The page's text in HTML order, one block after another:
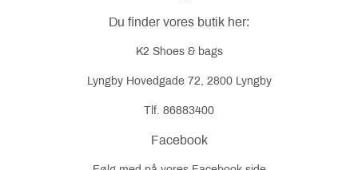
Du finder vores butik her:
K2 Shoes & bags
Lyngby Hovedgade 72, 2800 Lyngby
Tlf. 86883400
Facebook